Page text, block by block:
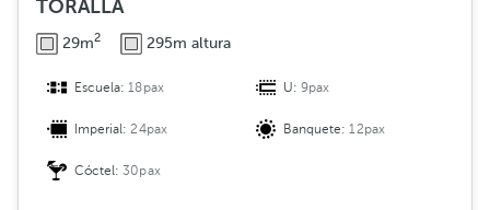
TORALLA
29m2 295m altura
Escuela:18pax U:9pax
Imperial:24pax Banquete:12pax
Cóctel:30pax